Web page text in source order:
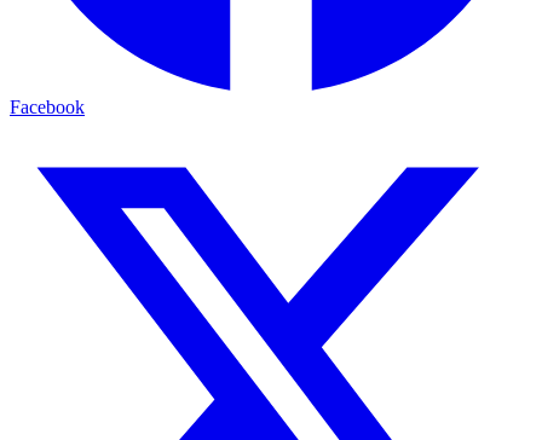
Facebook